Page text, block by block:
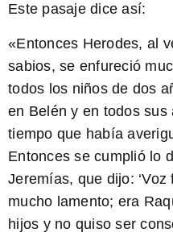
Este pasaje dice así:
«Entonces Herodes, al
sabios, se enfureció
todos los niños de dos
en Belén y en todos
tiempo que había
Entonces se cumplió lo
Jeremías, que dijo:
mucho lamento; era
hijos y no quiso ser